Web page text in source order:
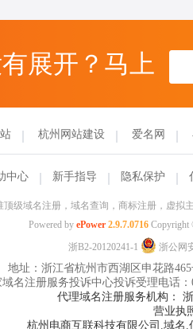
展开？马上
杭州网站建设 爱名网
中心 新手指导 隐私保护
级域名注册，域名查询，商标注册，虚
Powered by ePower 2.9.7.0716 Copyright
浙B2-20120241-1
浙公网
地址：浙江省杭州市西湖区申花路
域名注册服务投诉中心投诉受理电话：
代理域名注册服务机构：
营业执
杭州电商互联科技有限公司.域名.